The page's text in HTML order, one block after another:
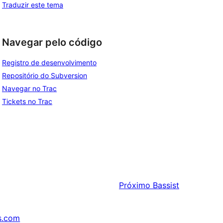
Traduzir este tema
Navegar pelo código
Registro de desenvolvimento
Repositório do Subversion
Navegar no Trac
Tickets no Trac
Próximo Bassist